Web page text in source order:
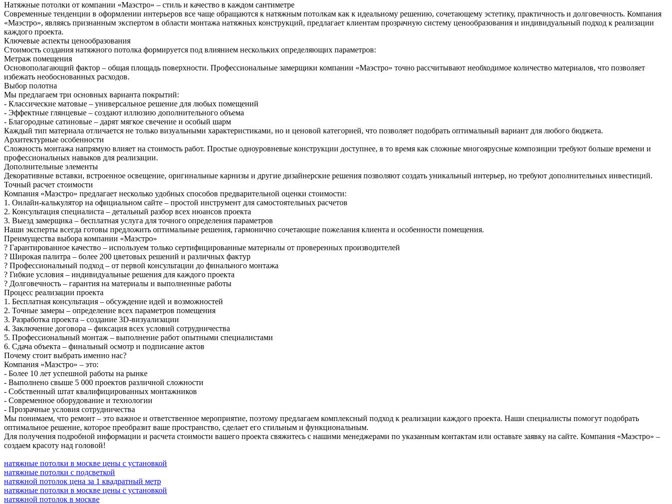
Натяжные потолки от компании «Маэстро» – стиль и качество в каждом сантиметре
Современные тенденции в оформлении интерьеров все чаще обращаются к натяжным потолкам как к идеальному решению, сочетающему эстетику, практичность и долговечность. Компания
«Маэстро», являясь признанным экспертом в области монтажа натяжных конструкций, предлагает клиентам прозрачную систему ценообразования и индивидуальный подход к реализации
каждого проекта.
Ключевые аспекты ценообразования
Стоимость создания натяжного потолка формируется под влиянием нескольких определяющих параметров:
Метраж помещения
Основополагающий фактор – общая площадь поверхности. Профессиональные замерщики компании «Маэстро» точно рассчитывают необходимое количество материалов, что позволяет
избежать необоснованных расходов.
Выбор полотна
Мы предлагаем три основных варианта покрытий:
- Классические матовые – универсальное решение для любых помещений
- Эффектные глянцевые – создают иллюзию дополнительного объема
- Благородные сатиновые – дарят мягкое свечение и особый шарм
Каждый тип материала отличается не только визуальными характеристиками, но и ценовой категорией, что позволяет подобрать оптимальный вариант для любого бюджета.
Архитектурные особенности
Сложность монтажа напрямую влияет на стоимость работ. Простые одноуровневые конструкции доступнее, в то время как сложные многоярусные композиции требуют больше времени и
профессиональных навыков для реализации.
Дополнительные элементы
Декоративные вставки, встроенное освещение, оригинальные карнизы и другие дизайнерские решения позволяют создать уникальный интерьер, но требуют дополнительных инвестиций.
Точный расчет стоимости
Компания «Маэстро» предлагает несколько удобных способов предварительной оценки стоимости:
1. Онлайн-калькулятор на официальном сайте – простой инструмент для самостоятельных расчетов
2. Консультация специалиста – детальный разбор всех нюансов проекта
3. Выезд замерщика – бесплатная услуга для точного определения параметров
Наши эксперты всегда готовы предложить оптимальные решения, гармонично сочетающие пожелания клиента и особенности помещения.
Преимущества выбора компании «Маэстро»
? Гарантированное качество – используем только сертифицированные материалы от проверенных производителей
? Широкая палитра – более 200 цветовых решений и различных фактур
? Профессиональный подход – от первой консультации до финального монтажа
? Гибкие условия – индивидуальные решения для каждого проекта
? Долговечность – гарантия на материалы и выполненные работы
Процесс реализации проекта
1. Бесплатная консультация – обсуждение идей и возможностей
2. Точные замеры – определение всех параметров помещения
3. Разработка проекта – создание 3D-визуализации
4. Заключение договора – фиксация всех условий сотрудничества
5. Профессиональный монтаж – выполнение работ опытными специалистами
6. Сдача объекта – финальный осмотр и подписание актов
Почему стоит выбрать именно нас?
Компания «Маэстро» – это:
- Более 10 лет успешной работы на рынке
- Выполнено свыше 5 000 проектов различной сложности
- Собственный штат квалифицированных монтажников
- Современное оборудование и технологии
- Прозрачные условия сотрудничества
Мы понимаем, что ремонт – это важное и ответственное мероприятие, поэтому предлагаем комплексный подход к реализации каждого проекта. Наши специалисты помогут подобрать
оптимальное решение, которое преобразит ваше пространство, сделает его стильным и функциональным.
Для получения подробной информации и расчета стоимости вашего проекта свяжитесь с нашими менеджерами по указанным контактам или оставьте заявку на сайте. Компания «Маэстро» –
создаем красоту над головой!
натяжные потолки в москве цены с установкой
натяжные потолки с подсветкой
натяжной потолок цена за 1 квадратный метр
натяжные потолки в москве цены с установкой
натяжной потолок в москве